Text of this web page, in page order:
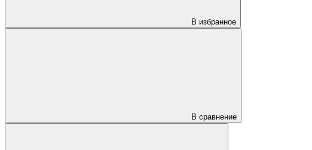
В избранное
В сравнение